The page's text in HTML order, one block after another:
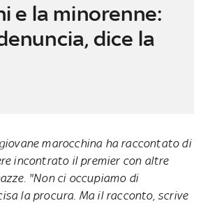
e la minorenne:
dice la
marocchina ha raccontato di
incontrato il premier con altre
"Non ci occupiamo di
la procura. Ma il racconto, scrive